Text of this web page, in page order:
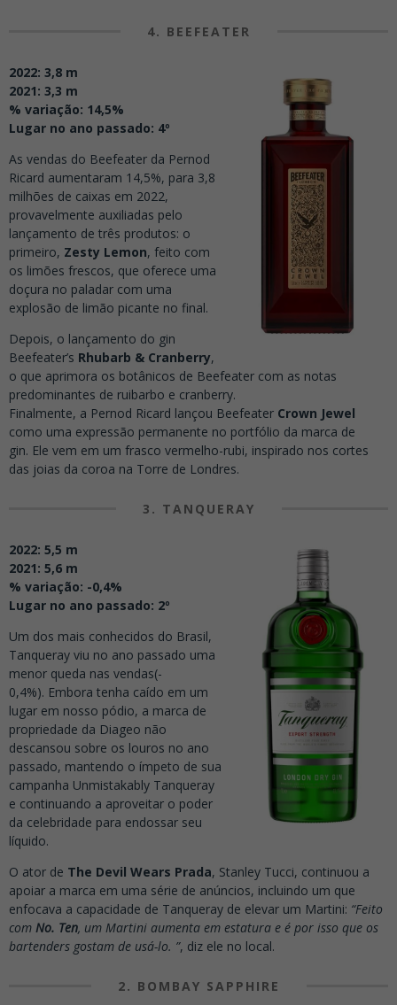
4. BEEFEATER
2022: 3,8 m
2021: 3,3 m
% variação: 14,5%
Lugar no ano passado: 4º
As vendas do Beefeater da Pernod
Ricard aumentaram 14,5%, para 3,8
milhões de caixas em 2022,
provavelmente auxiliadas pelo
lançamento de três produtos: o
primeiro, Zesty Lemon, feito com
os limões frescos, que oferece uma
doçura no paladar com uma
explosão de limão picante no final.
Depois, o lançamento do gin
Beefeater’s Rhubarb & Cranberry,
o que aprimora os botânicos de Beefeater com as notas
predominantes de ruibarbo e cranberry.
Finalmente, a Pernod Ricard lançou Beefeater Crown Jewel
como uma expressão permanente no portfólio da marca de
gin. Ele vem em um frasco vermelho-rubi, inspirado nos cortes
das joias da coroa na Torre de Londres.
3. TANQUERAY
2022: 5,5 m
2021: 5,6 m
% variação: -0,4%
Lugar no ano passado: 2º
Um dos mais conhecidos do Brasil,
Tanqueray viu no ano passado uma
menor queda nas vendas(-
0,4%). Embora tenha caído em um
lugar em nosso pódio, a marca de
propriedade da Diageo não
descansou sobre os louros no ano
passado, mantendo o ímpeto de sua
campanha Unmistakably Tanqueray
e continuando a aproveitar o poder
da celebridade para endossar seu
líquido.
O ator de The Devil Wears Prada, Stanley Tucci, continuou a
apoiar a marca em uma série de anúncios, incluindo um que
enfocava a capacidade de Tanqueray de elevar um Martini: “Feito
com No. Ten, um Martini aumenta em estatura e é por isso que os
bartenders gostam de usá-lo. ”, diz ele no local.
2. BOMBAY SAPPHIRE